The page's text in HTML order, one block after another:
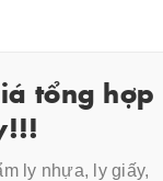
tổng hợp
ly nhựa, ly giấy,